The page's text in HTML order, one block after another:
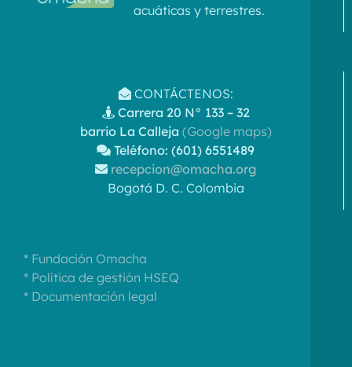
acuáticas y terrestres.
CONTÁCTENOS:
Carrera 20 N° 133 – 32
barrio La Calleja (Google maps)
Teléfono: (601) 6551489
recepcion@omacha.org
Bogotá D. C. Colombia
* Fundación Omacha
* Política de gestión HSEQ
* Documentación legal